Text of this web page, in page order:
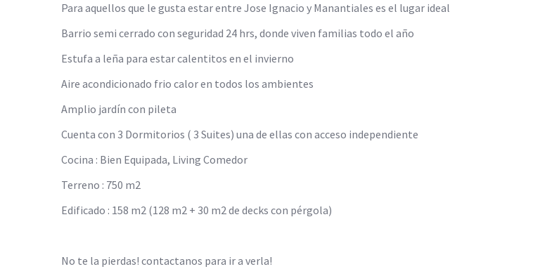
Para aquellos que le gusta estar entre Jose Ignacio y Manantiales es el lugar ideal
Barrio semi cerrado con seguridad 24 hrs, donde viven familias todo el año
Estufa a leña para estar calentitos en el invierno
Aire acondicionado frio calor en todos los ambientes
Amplio jardín con pileta
Cuenta con 3 Dormitorios ( 3 Suites) una de ellas con acceso independiente
Cocina : Bien Equipada, Living Comedor
Terreno : 750 m2
Edificado : 158 m2 (128 m2 + 30 m2 de decks con pérgola)
No te la pierdas! contactanos para ir a verla!